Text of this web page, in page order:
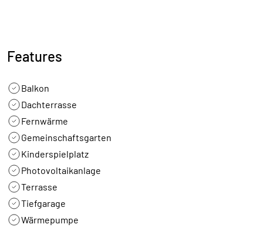
Features
Balkon
Dachterrasse
Fernwärme
Gemeinschaftsgarten
Kinderspielplatz
Photovoltaikanlage
Terrasse
Tiefgarage
Wärmepumpe